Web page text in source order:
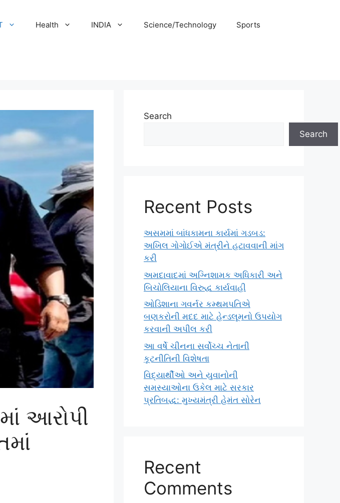
Health INDIA Science/Technology Sports
આરોપી
Search
Search
Recent Posts
અસમમાં બાંધકામના કાર્યમાં ગડબડ:
અખિલ ગોગોઈએ મંત્રીને હટાવવાની માંગ
કરી
અમદાવાદમાં અગ્નિશામક અધિકારી અને
બિચોલિયાના વિરુદ્ધ કાર્યવાહી
ઓડિશાના ગવર્નર કમ્થમપતિએ
બણકરોની મદદ માટે હેન્ડલૂમનો ઉપયોગ
કરવાની અપીલ કરી
આ વર્ષે ચીનના સર્વોચ્ચ નેતાની
કૂટનીતિની વિશેષતા
વિદ્યાર્થીઓ અને યુવાનોની
સમસ્યાઓના ઉકેલ માટે સરકાર
પ્રતિબદ્ધ: મુખ્યમંત્રી હેમંત સોરેન
Recent
Comments